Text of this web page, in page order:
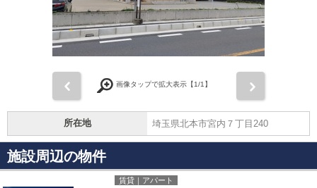
画像タップで拡大表示【1/1】
所在地 埼玉県北本市宮内７丁目240
施設周辺の物件
賃貸｜アパート